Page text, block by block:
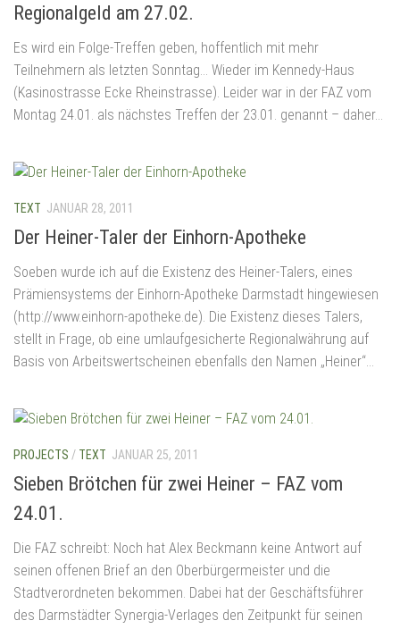
Regionalgeld am 27.02.
Es wird ein Folge-Treffen geben, hoffentlich mit mehr
Teilnehmern als letzten Sonntag… Wieder im Kennedy-Haus
(Kasinostrasse Ecke Rheinstrasse). Leider war in der FAZ vom
Montag 24.01. als nächstes Treffen der 23.01. genannt – daher...
TEXT JANUAR 28, 2011
Der Heiner-Taler der Einhorn-Apotheke
Soeben wurde ich auf die Existenz des Heiner-Talers, eines
Prämiensystems der Einhorn-Apotheke Darmstadt hingewiesen
(http://www.einhorn-apotheke.de). Die Existenz dieses Talers,
stellt in Frage, ob eine umlaufgesicherte Regionalwährung auf
Basis von Arbeitswertscheinen ebenfalls den Namen „Heiner“...
PROJECTS / TEXT JANUAR 25, 2011
Sieben Brötchen für zwei Heiner – FAZ vom
24.01.
Die FAZ schreibt: Noch hat Alex Beckmann keine Antwort auf
seinen offenen Brief an den Oberbürgermeister und die
Stadtverordneten bekommen. Dabei hat der Geschäftsführer
des Darmstädter Synergia-Verlages den Zeitpunkt für seinen